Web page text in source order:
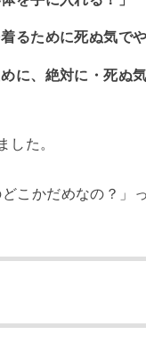
着るために死ぬ気で
めに、絶対に・死ぬ
した。
どこかだめなの？」